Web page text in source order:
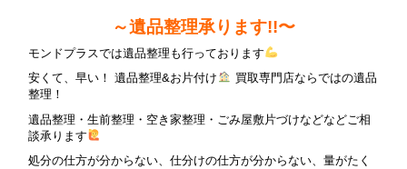
～遺品整理承ります!!〜
モンドプラスでは遺品整理も行っております
安くて、早い！ 遺品整理&お片付け
買取専門店ならではの遺品
整理！
遺品整理・生前整理・空き家整理・ごみ屋敷片づけなどなどご相
談承ります
処分の仕方が分からない、仕分けの仕方が分からない、量がたく